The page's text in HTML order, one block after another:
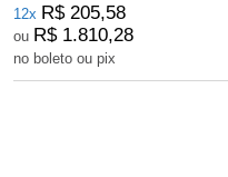
12x R$ 205,58
ou R$ 1.810,28
no boleto ou pix